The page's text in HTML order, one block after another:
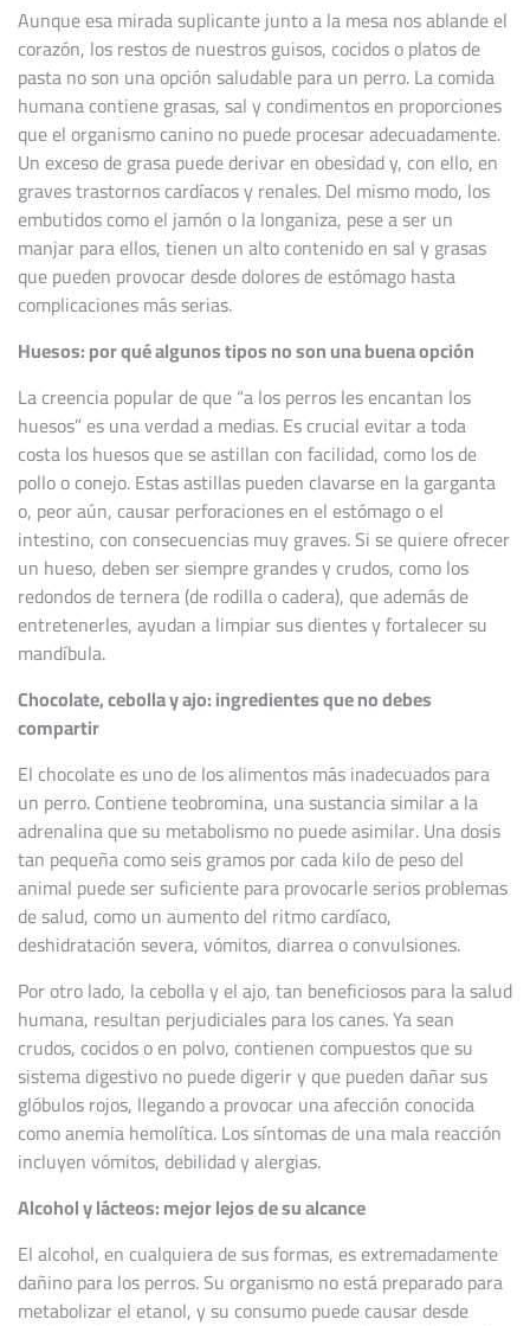
Aunque esa mirada suplicante junto a la mesa nos ablande el
corazón, los restos de nuestros guisos, cocidos o platos de
pasta no son una opción saludable para un perro. La comida
humana contiene grasas, sal y condimentos en proporciones
que el organismo canino no puede procesar adecuadamente.
Un exceso de grasa puede derivar en obesidad y, con ello, en
graves trastornos cardíacos y renales. Del mismo modo, los
embutidos como el jamón o la longaniza, pese a ser un
manjar para ellos, tienen un alto contenido en sal y grasas
que pueden provocar desde dolores de estómago hasta
complicaciones más serias.
Huesos: por qué algunos tipos no son una buena opción
La creencia popular de que “a los perros les encantan los
huesos” es una verdad a medias. Es crucial evitar a toda
costa los huesos que se astillan con facilidad, como los de
pollo o conejo. Estas astillas pueden clavarse en la garganta
o, peor aún, causar perforaciones en el estómago o el
intestino, con consecuencias muy graves. Si se quiere ofrecer
un hueso, deben ser siempre grandes y crudos, como los
redondos de ternera (de rodilla o cadera), que además de
entretenerles, ayudan a limpiar sus dientes y fortalecer su
mandíbula.
Chocolate, cebolla y ajo: ingredientes que no debes
compartir
El chocolate es uno de los alimentos más inadecuados para
un perro. Contiene teobromina, una sustancia similar a la
adrenalina que su metabolismo no puede asimilar. Una dosis
tan pequeña como seis gramos por cada kilo de peso del
animal puede ser suficiente para provocarle serios problemas
de salud, como un aumento del ritmo cardíaco,
deshidratación severa, vómitos, diarrea o convulsiones.
Por otro lado, la cebolla y el ajo, tan beneficiosos para la salud
humana, resultan perjudiciales para los canes. Ya sean
crudos, cocidos o en polvo, contienen compuestos que su
sistema digestivo no puede digerir y que pueden dañar sus
glóbulos rojos, llegando a provocar una afección conocida
como anemia hemolítica. Los síntomas de una mala reacción
incluyen vómitos, debilidad y alergias.
Alcohol y lácteos: mejor lejos de su alcance
El alcohol, en cualquiera de sus formas, es extremadamente
dañino para los perros. Su organismo no está preparado para
metabolizar el etanol, y su consumo puede causar desde